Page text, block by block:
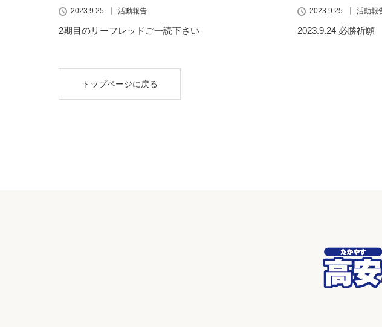
2023.9.25 活動報告
2期目のリーフレッドご一読下さい
2023.9.25 活動報
2023.9.24 必勝祈願
トップページに戻る